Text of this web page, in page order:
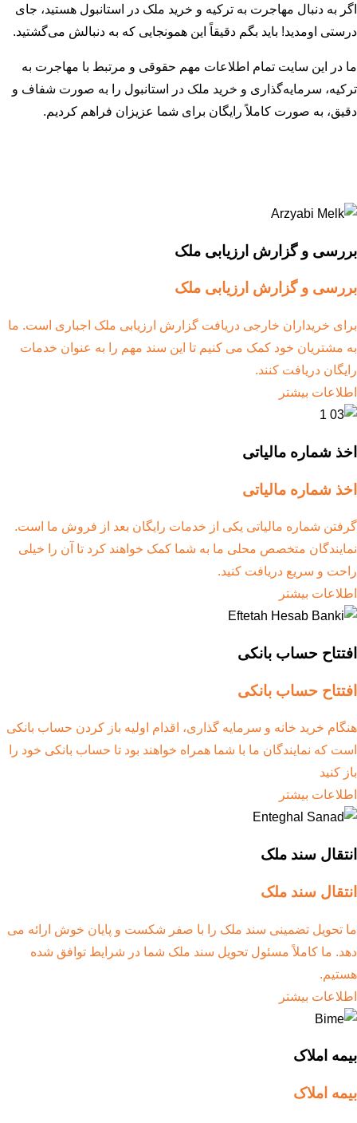
اگر به دنبال مهاجرت به ترکیه و خرید ملک در استانبول هستید، جای
درستی اومدید! باید بگم دقیقاً این همونجایی که به دنبالش می‌گشتید.
ما در این سایت تمام اطلاعات مهم حقوقی و مرتبط با مهاجرت به
ترکیه، سرمایه‌گذاری و خرید ملک در استانبول را به صورت شفاف و
دقیق، به صورت کاملاً رایگان برای شما عزیزان فراهم کردیم.
بررسی و گزارش ارزیابی ملک
بررسی و گزارش ارزیابی ملک
برای خریداران خارجی دریافت گزارش ارزیابی ملک اجباری است. ما
به مشتریان خود کمک می کنیم تا این سند مهم را به عنوان خدمات
رایگان دریافت کنند.
اطلاعات بیشتر
اخذ شماره مالیاتی
اخذ شماره مالیاتی
گرفتن شماره مالیاتی یکی از خدمات رایگان بعد از فروش ما است.
نمایندگان متخصص محلی ما به شما کمک خواهند کرد تا آن را خیلی
راحت و سریع دریافت کنید.
اطلاعات بیشتر
افتتاح حساب بانکی
افتتاح حساب بانکی
هنگام خرید خانه و سرمایه گذاری، اقدام اولیه باز کردن حساب بانکی
است که نمایندگان ما با شما همراه خواهند بود تا حساب بانکی خود را
باز کنید
اطلاعات بیشتر
انتقال سند ملک
انتقال سند ملک
ما تحویل تضمینی سند ملک را با صفر شکست و پایان خوش ارائه می
دهد. ما کاملاً مسئول تحویل سند ملک شما در شرایط توافق شده
هستیم.
اطلاعات بیشتر
بیمه املاک
بیمه املاک